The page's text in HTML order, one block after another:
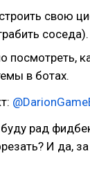
свою
соседа).
посмотреть,
в ботах.
рад
И да,